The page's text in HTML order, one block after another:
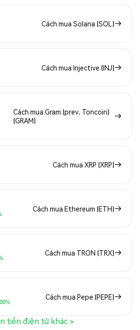
Cách mua Solana (SOL)
Cách mua Injective (INJ)
Cách mua Gram (prev. Toncoin)
(GRAM)
Cách mua XRP (XRP)
Cách mua Ethereum (ETH)
Cách mua TRON (TRX)
Cách mua Pepe (PEPE)
tiền điện tử khác >